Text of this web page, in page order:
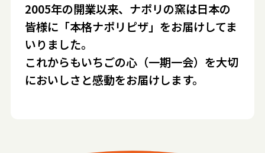
2005年の開業以来、ナポリの窯は日本の
皆様に「本格ナポリピザ」をお届けしてま
いりました。
これからもいちごの心（一期一会）を大切
においしさと感動をお届けします。